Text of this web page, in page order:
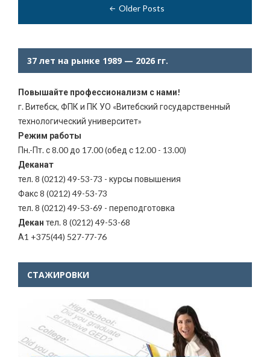
записям
Older Posts
37 лет на рынке 1989 — 2026 гг.
Повышайте профессионализм с нами!
г. Витебск, ФПК и ПК УО «Витебский государственный
технологический университет»
Режим работы
Пн.-Пт. с 8.00 до 17.00 (обед с 12.00 - 13.00)
Деканат
тел. 8 (0212) 49-53-73 - курсы повышения
Факс 8 (0212) 49-53-73
тел. 8 (0212) 49-53-69 - переподготовка
Декан тел. 8 (0212) 49-53-68
А1 +375(44) 527-77-76
СТАЖИРОВКИ